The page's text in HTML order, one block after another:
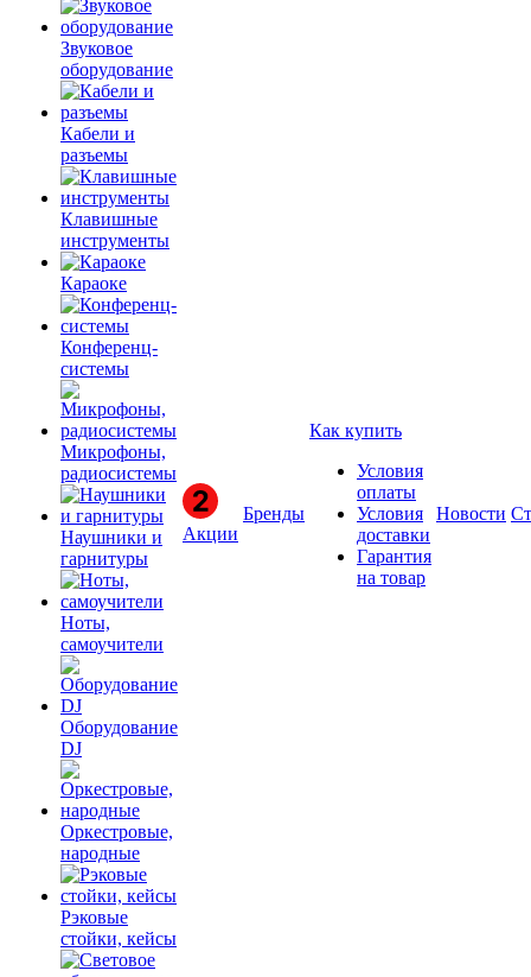
Звуковое
оборудование
Кабели и
разъемы
Клавишные
инструменты
Караоке
Конференц-
системы
Микрофоны,
радиосистемы
Наушники и
гарнитуры
Ноты,
самоучители
Оборудование
DJ
Оркестровые,
народные
Рэковые
стойки, кейсы
Акции
Бренды
Как купить
Условия
оплаты
Условия
доставки
Гарантия
на товар
Новости